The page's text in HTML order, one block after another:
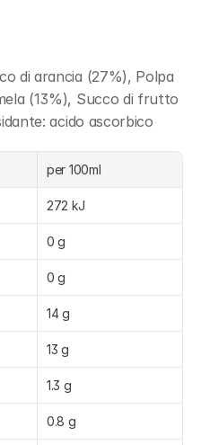
di arancia (27%), Polpa
(13%), Succo di frutto
acido ascorbico
per 100ml
272 kJ
0 g
0 g
14 g
13 g
1.3 g
0.8 g